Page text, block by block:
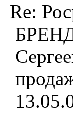
Re: